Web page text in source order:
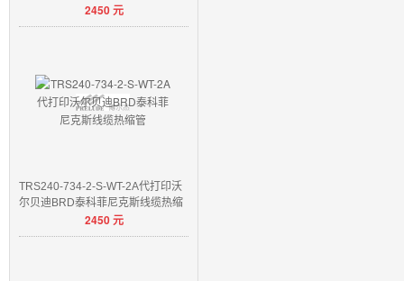
2450元
TRS240-734-2-S-WT-2A代打印沃
尔贝迪BRD泰科菲尼克斯线缆热缩
2450元